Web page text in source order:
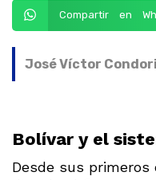
Compartir en
José Víctor Condori
Bolívar y el
Desde sus